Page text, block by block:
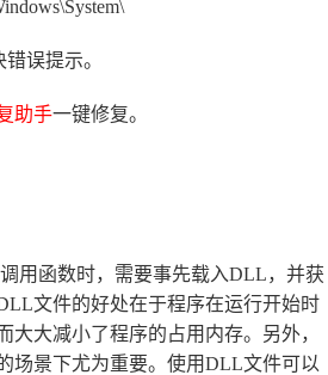
误提示。
助手一键修复。
用函数时，需要事先载入DLL，并获
文件的好处在于程序在运行开始时
大减小了程序的占用内存。另外，
场景下尤为重要。使用DLL文件可以